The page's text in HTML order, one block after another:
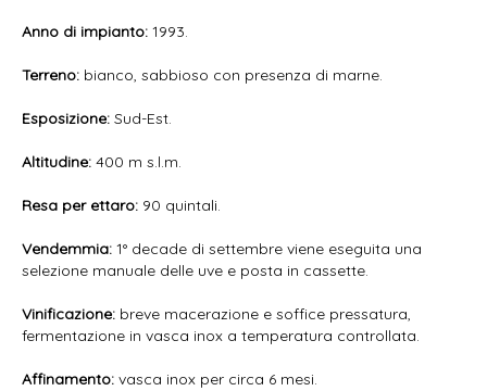
Anno di impianto: 1993.
Terreno: bianco, sabbioso con presenza di marne.
Esposizione: Sud-Est.
Altitudine: 400 m s.l.m.
Resa per ettaro: 90 quintali.
Vendemmia: 1° decade di settembre viene eseguita una
selezione manuale delle uve e posta in cassette.
Vinificazione: breve macerazione e soffice pressatura,
fermentazione in vasca inox a temperatura controllata.
Affinamento: vasca inox per circa 6 mesi.